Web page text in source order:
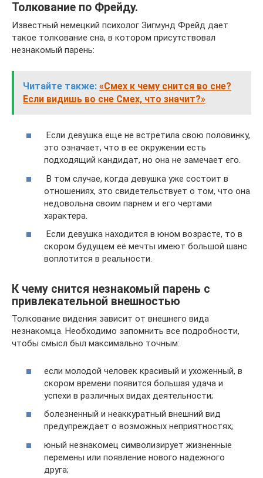
Толкование по Фрейду.
Известный немецкий психолог Зигмунд Фрейд дает
такое толкование сна, в котором присутствовал
незнакомый парень:
Читайте также: «Смех к чему снится во сне?
Если видишь во сне Смех, что значит?»
Если девушка еще не встретила свою половинку,
это означает, что в ее окружении есть
подходящий кандидат, но она не замечает его.
В том случае, когда девушка уже состоит в
отношениях, это свидетельствует о том, что она
недовольна своим парнем и его чертами
характера.
Если девушка находится в юном возрасте, то в
скором будущем её мечты имеют большой шанс
воплотится в реальности.
К чему снится незнакомый парень с
привлекательной внешностью
Толкование видения зависит от внешнего вида
незнакомца. Необходимо запомнить все подробности,
чтобы смысл был максимально точным:
если молодой человек красивый и ухоженный, в
скором времени появится большая удача и
успехи в различных видах деятельности;
болезненный и неаккуратный внешний вид
предупреждает о возможных неприятностях;
юный незнакомец символизирует жизненные
перемены или появление нового надежного
друга;